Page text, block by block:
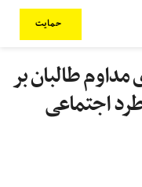
حمایت
طالبان بر
اجتماعی